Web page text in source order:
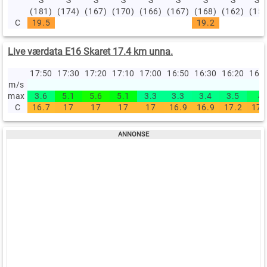
(181)
(174)
(167)
(170)
(166)
(167)
(168)
(162)
C
19.5 19.2
Live værdata E16 Skaret 17.4 km unna.
17:50 17:30 17:20 17:10 17:00 16:50 16:30 16:20
m/s
max
3.6 5.1 5.6 5.1 3.3 3.3 3.4 3.5
4
C
16.7 17 17 17 17 16.9 16.9 17.2